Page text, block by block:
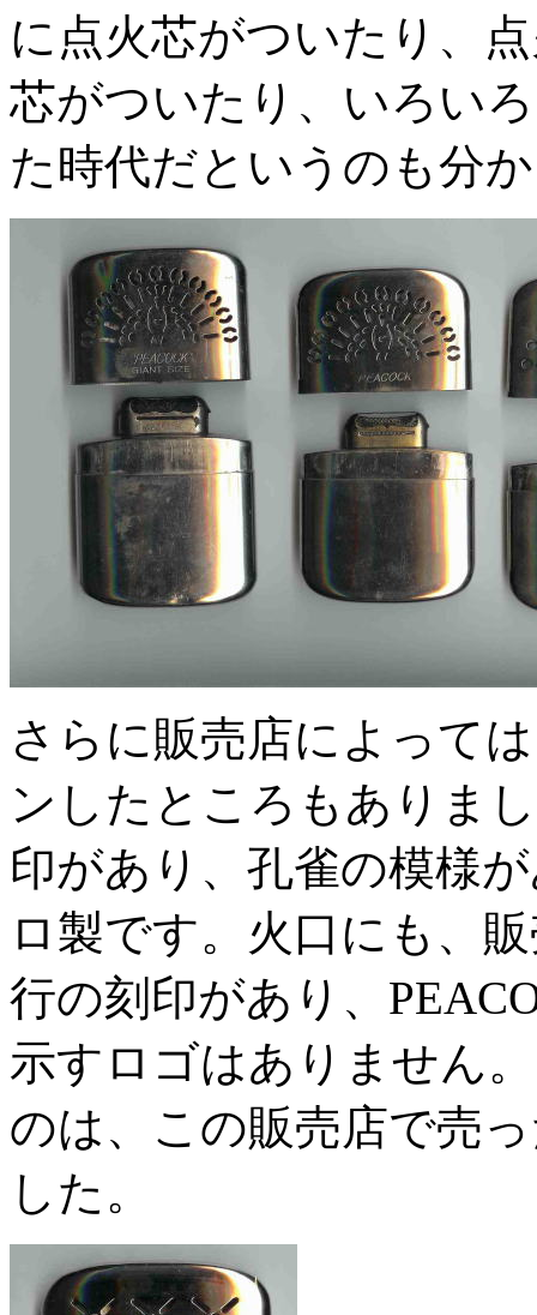
に点火芯がついたり、
芯がついたり、いろい
た時代だというのも分
さらに販売店によって
ンしたところもありま
印があり、孔雀の模様
ロ製です。火口にも、
行の刻印があり、
示すロゴはありません
のは、この販売店で売
した。